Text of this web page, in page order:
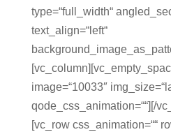
type=“full_width“
text_align=“left“
image=“10033″
qode_css_animation=““][/
[vc_row css_animation=““